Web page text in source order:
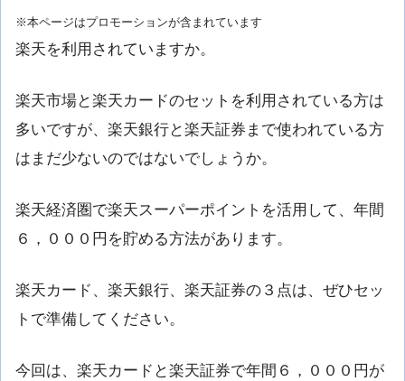
※本ページはプロモーションが含まれています
楽天を利用されていますか。
楽天市場と楽天カードのセットを利用されている方は
多いですが、楽天銀行と楽天証券まで使われている方
はまだ少ないのではないでしょうか。
楽天経済圏で楽天スーパーポイントを活用して、年間
６，０００円を貯める方法があります。
楽天カード、楽天銀行、楽天証券の３点は、ぜひセッ
トで準備してください。
今回は、楽天カードと楽天証券で年間６，０００円が